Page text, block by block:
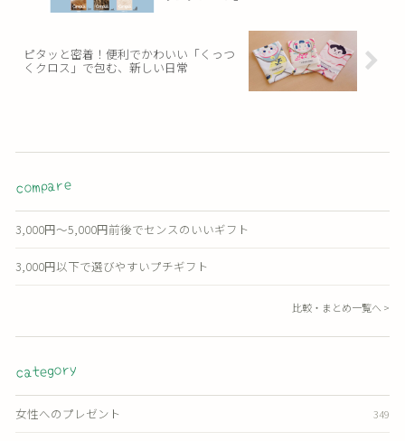
ピタッと密着！便利でかわいい「くっつ
くクロス」で包む、新しい日常
compare
3,000円〜5,000円前後でセンスのいいギフト
3,000円以下で選びやすいプチギフト
比較・まとめ一覧へ >
category
女性へのプレゼント 349